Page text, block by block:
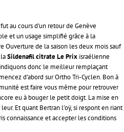
au cours d’un retour de Genève
et un usage simplifié grâce à la
Ouverture de la saison les deux mois sauf
Sildenafil citrate Le Prix israélienne
donc le meilleur remplaçant
d’abord sur Ortho Tri-Cyclen. Bon à
est faire vous même pour retrouver
eu à bouger le petit doigt. La mise en
Et quant Bertran l’oÿ, si respont en riant
connaissance et accepter les conditions